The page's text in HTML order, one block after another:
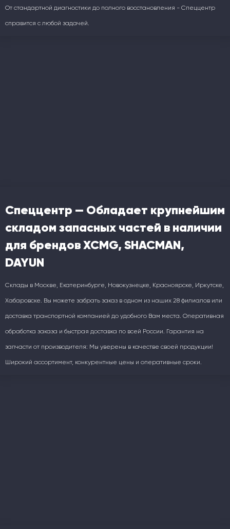
От стандартной диагностики до полного восстановления - Спеццентр
справится с любой задачей.
Спеццентр — Обладает крупнейшим
складом запасных частей в наличии
для брендов XCMG, SHACMAN,
DAYUN
Склады в Москве, Екатеринбурге, Новокузнецке, Красноярске, Иркутске,
Хабаровске. Вы можете забрать заказ в одном из наших 28 филиалов или
доставка транспортной компанией до удобного Вам места. Оперативная
обработка заказа и быстрая доставка по всей России. Гарантия на
запчасти от производителя: Мы уверены в качестве своей продукции!
Широкий ассортимент, конкурентные цены и оперативные сроки.